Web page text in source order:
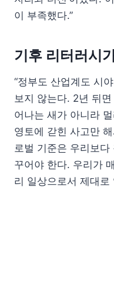
이 부족했다.”
기후 리터러시
“정부도 산업계도 시
보지 않는다. 2년 뒤
어나는 새가 아니라
영토에 갇힌 사고만
로벌 기준은 우리보
꾸어야 한다. 우리가
리 일상으로서 제대로